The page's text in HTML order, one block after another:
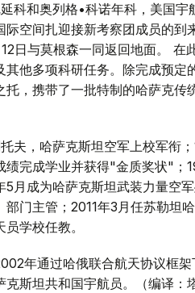
科和奥列格•科诺年科，美国
际空间扎迎接新考察团成员的
日与莫根森一同返回地面。 在
其他多项科研任务。除完成预
托，携带了一批特制的哈萨克
夫，哈萨克斯坦空军上校军衔
绩完成学业并获得"金质奖状"
5月成为哈萨克斯坦武装力量空
部门主管；2011年3月任苏勒坦
学校任教。
年通过哈俄联合航天协议框
斯坦共和国宇航员。（编译：